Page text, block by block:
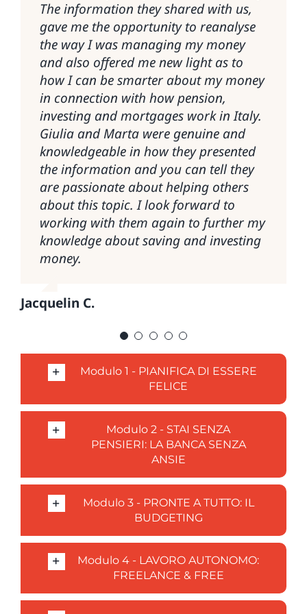
The information they shared with us,
gave me the opportunity to reanalyse
the way I was managing my money
and also offered me new light as to
how I can be smarter about my money
in connection with how pension,
investing and mortgages work in Italy.
Giulia and Marta were genuine and
knowledgeable in how they presented
the information and you can tell they
are passionate about helping others
about this topic. I look forward to
working with them again to further my
knowledge about saving and investing
money.
Jacquelin C.
osavo approfondire temi tanto distanti
da me, per quanto essenziali. Ho
scoperto che l’approccio al mondo
finanziario è semplice, se guidato dalla
giusta competenza.
Lorenzo G.
socialmente approvato occuparsi di
soldi, soprattutto se propri. I soldi
sono l’ultimo tabù. Il percorso di
Kermasofia accompagna ad acquisire
consapevolezza, conoscenza, strumenti
concreti e la costruzione di una
propria strategia. Necessario.
Caterina B.
organizzare meglio le mie spese future.
Grazie alle due insegnanti,
preparatissime.
Valentina T.
risultati particolarmente ostici!
Consiglio a tuttə di seguire Kermasofia
nei loro progetti!
Roberta T.
Modulo 1 - PIANIFICA DI ESSERE
FELICE
Modulo 2 - STAI SENZA
PENSIERI: LA BANCA SENZA
ANSIE
Modulo 3 - PRONTE A TUTTO: IL
BUDGETING
Modulo 4 - LAVORO AUTONOMO:
FREELANCE & FREE